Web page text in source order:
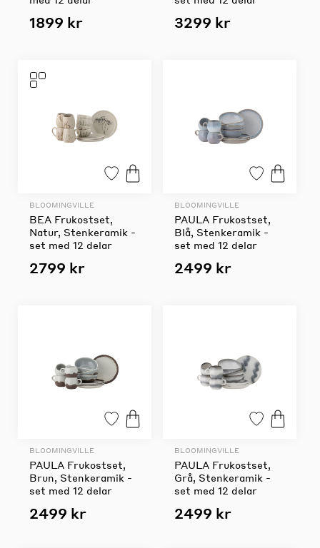
1899 kr 3299 kr
BLOOMINGVILLE
BEA Frukostset,
Natur, Stenkeramik -
set med 12 delar
2799 kr
BLOOMINGVILLE
PAULA Frukostset,
Blå, Stenkeramik -
set med 12 delar
2499 kr
BLOOMINGVILLE
PAULA Frukostset,
Brun, Stenkeramik -
set med 12 delar
2499 kr
BLOOMINGVILLE
PAULA Frukostset,
Grå, Stenkeramik -
set med 12 delar
2499 kr